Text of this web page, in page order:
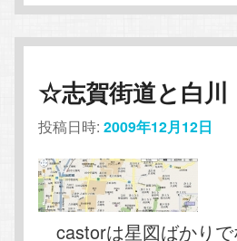
☆志賀街道と白川
投稿日時:2009年12月12日
castorは星図ばかり